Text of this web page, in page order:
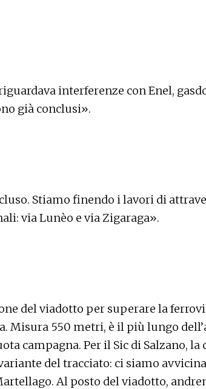
interferenze con Enel,
già conclusi».
Stiamo finendo i lavori di
via Lunèo e via Zigaraga».
del viadotto per superare la
Misura 550 metri, è il più lungo
campagna. Per il Sic di Salzano,
del tracciato: ci siamo
Al posto del viadotto,